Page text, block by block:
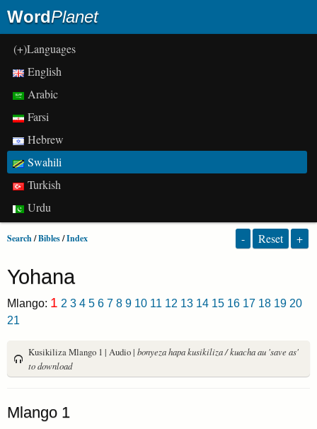
WordPlanet
(+)Languages
English
Arabic
Farsi
Hebrew
Swahili
Turkish
Urdu
Search/Bibles/Index - Reset +
Yohana
Mlango: 1 2 3 4 5 6 7 8 9 10 11 12 13 14 15 16 17 18 19 20
21
Kusikiliza Mlango 1 | Audio | bonyeza hapa kusikiliza / kuacha au 'save as'
to download
Mlango 1